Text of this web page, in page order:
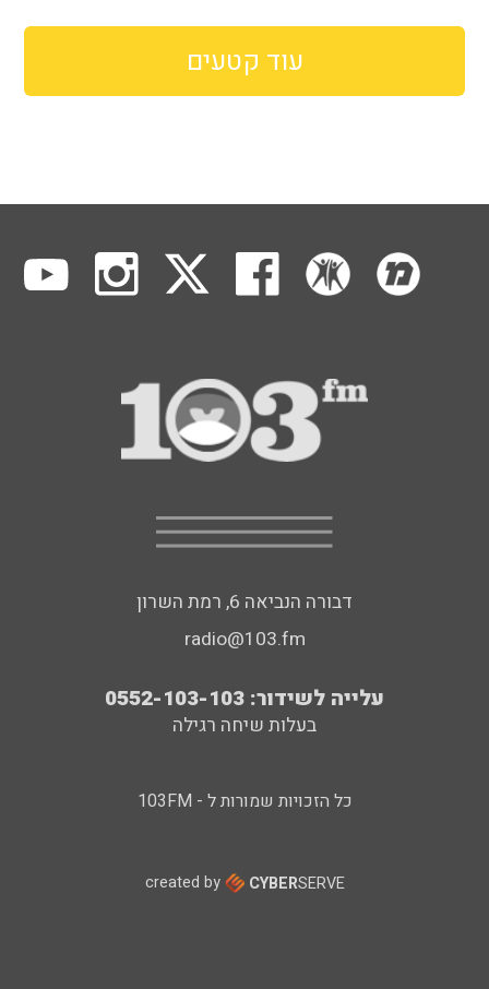
עוד קטעים
דבורה הנביאה 6, רמת השרון
radio@103.fm
עלייה לשידור: 0552-103-103
בעלות שיחה רגילה
כל הזכויות שמורות ל - 103FM
created by CYBERSERVE